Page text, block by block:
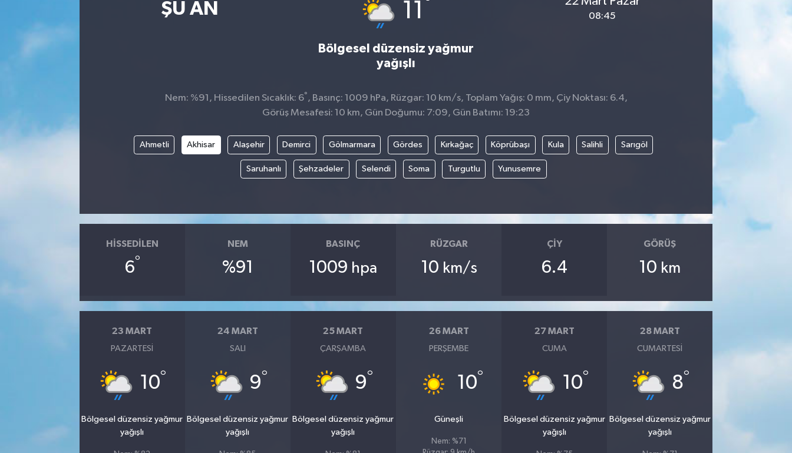
ŞU AN 11
Bölgesel düzensiz yağmur
yağışlı
08:45
Nem: %91, Hissedilen Sıcaklık: 6° , Basınç: 1009 hPa, Rüzgar: 10 km/s, Toplam Yağış: 0 mm, Çiy Noktası: 6.4,
Görüş Mesafesi: 10 km, Gün Doğumu: 7:09, Gün Batımı: 19:23
Ahmetli Akhisar Alaşehir Demirci Gölmarmara Gördes Kırkağaç Köprübaşı Kula Salihli Sarıgöl
Saruhanlı Şehzadeler Selendi Soma Turgutlu Yunusemre
HISSEDILEN
6°
NEM
%91
BASINÇ
1009 hpa
RÜZGAR
10 km/s
ÇIY
6.4
GÖRÜŞ
10 km
23 MART
PAZARTESI
10°
Bölgesel düzensiz yağmur
yağışlı
24 MART
SALI
9°
Bölgesel düzensiz yağmur
yağışlı
25 MART
ÇARŞAMBA
9°
Bölgesel düzensiz yağmur
yağışlı
26 MART
PERŞEMBE
10°
Güneşli
Nem: %71
27 MART
CUMA
10°
Bölgesel düzensiz yağmur
yağışlı
28 MART
CUMARTESI
8°
Bölgesel düzensiz yağmur
yağışlı